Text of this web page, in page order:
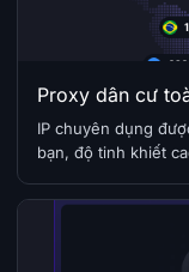
Proxy dân cư
IP chuyên dụng
bạn, độ tinh khiết